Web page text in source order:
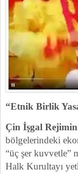
“Etnik Birlik
Çin İşgal
bölgelerindeki
“üç şer kuvvetle”
Halk Kurultayı